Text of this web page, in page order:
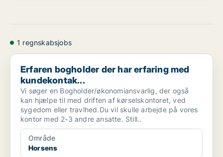
1 regnskabsjobs
Erfaren bogholder der har erfaring med kundekontak...
Erfaren bogholder der har erfaring med
kundekontak...
Vi søger en Bogholder/økonomiansvarlig, der også
kan hjælpe til med driften af kørselskontoret, ved
sygedom eller travlhed.Du vil skulle arbejde på vores
kontor med 2-3 andre ansatte. Still..
Område
Horsens